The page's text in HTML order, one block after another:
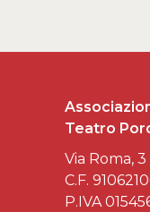
Teatro
Via Roma,
C.F.
P.IVA